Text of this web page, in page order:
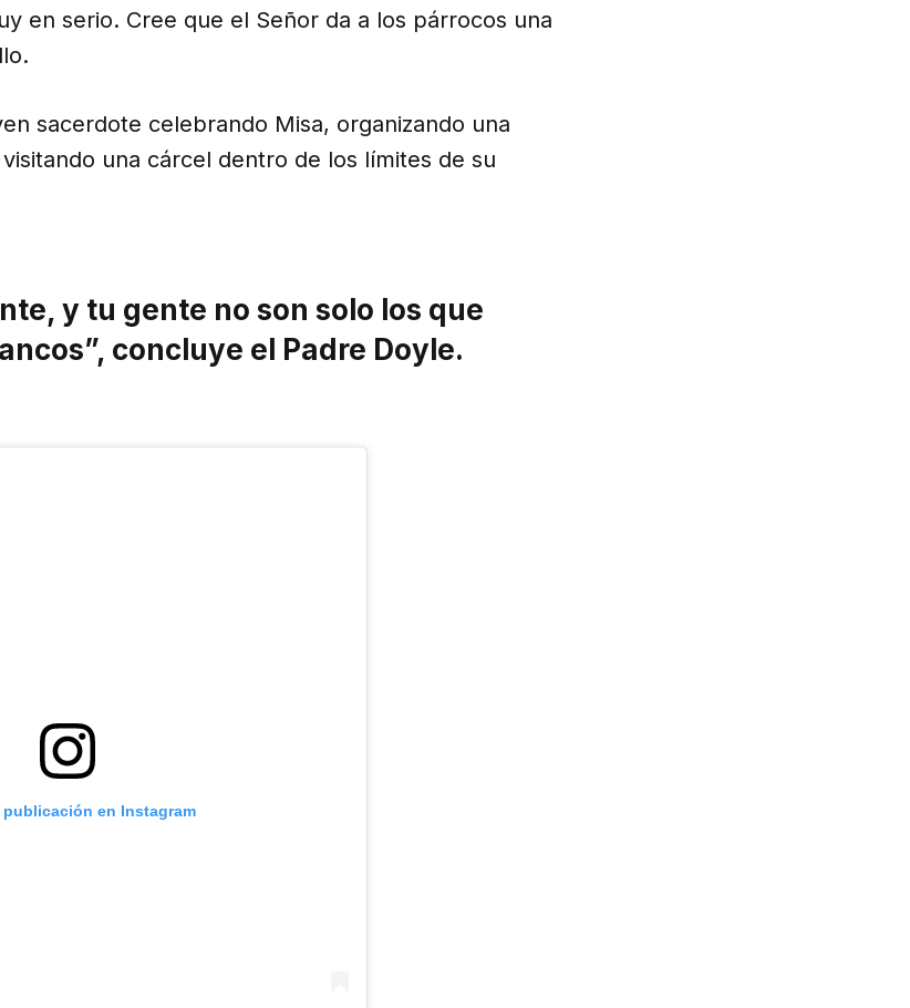
en serio. Cree que el Señor da a los párrocos una
sacerdote celebrando Misa, organizando una
una cárcel dentro de los límites de su
y tu gente no son solo los que
concluye el Padre Doyle.
publicación en Instagram